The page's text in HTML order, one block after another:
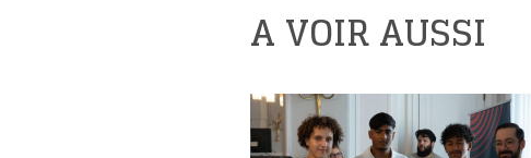
A VOIR AUSSI